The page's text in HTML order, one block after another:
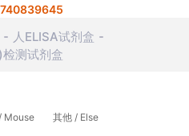
人ELISA试剂盒
测试剂盒
Mouse 其他 / Else